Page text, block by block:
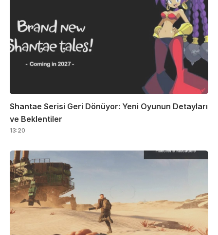
Shantae Serisi Geri Dönüyor: Yeni Oyunun Detayları
ve Beklentiler
13:20